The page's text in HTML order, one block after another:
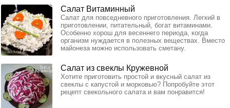
Салат Витаминный
Салат для повседневного приготовления. Легкий в
приготовлении, питательный, богат витаминами.
Особенно хорош для весеннего периода, когда
организм нуждается в полезных веществах. Вместо
майонеза можно использовать сметану.
Салат из свеклы Кружевной
Хотите приготовить простой и вкусный салат из
свеклы с капустой и морковью? Попробуйте этот
рецепт свекольного салата и вам понравится!